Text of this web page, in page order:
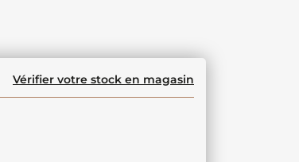
Vérifier votre stock en magasin